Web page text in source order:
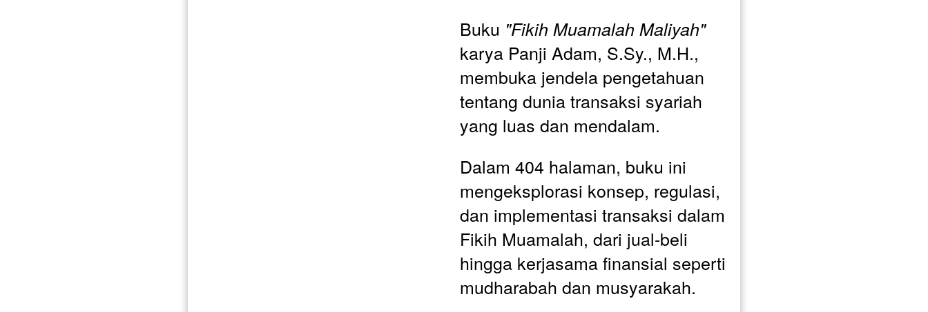
Buku "Fikih Muamalah Maliyah"
karya Panji Adam, S.Sy., M.H.,
membuka jendela pengetahuan
tentang dunia transaksi syariah
yang luas dan mendalam.
Dalam 404 halaman, buku ini
mengeksplorasi konsep, regulasi,
dan implementasi transaksi dalam
Fikih Muamalah, dari jual-beli
hingga kerjasama finansial seperti
mudharabah dan musyarakah.